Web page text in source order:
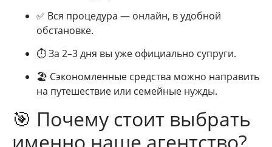
✅ Вся процедура — онлайн, в удобной
обстановке.
⏱ За 2–3 дня вы уже официально супруги.
🏖 Сэкономленные средства можно направить
на путешествие или семейные нужды.
🎯 Почему стоит выбрать
именно наше агентство?